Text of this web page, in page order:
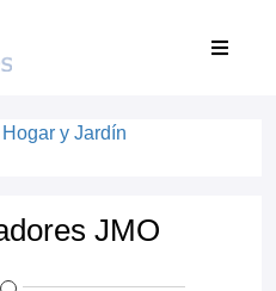
Hogar y Jardín
JMO